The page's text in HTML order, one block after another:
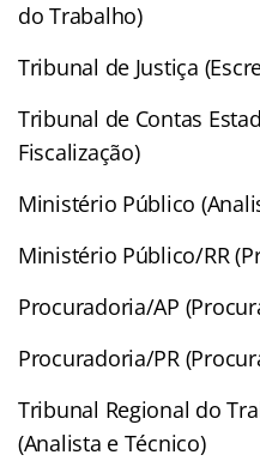
do Trabalho)
Tribunal de Justiça
Tribunal de Contas
Fiscalização)
Ministério Público
Ministério Público/RR
Procuradoria/AP
Procuradoria/PR
Tribunal Regional do
(Analista e Técnico)